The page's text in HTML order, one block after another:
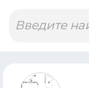
товаров